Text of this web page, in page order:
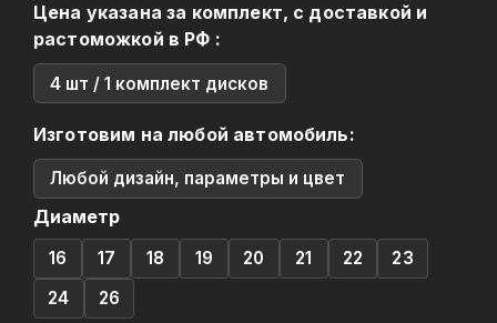
Цена указана за комплект, с доставкой и
растоможкой в РФ :
4 шт / 1 комплект дисков
Изготовим на любой автомобиль:
Любой дизайн, параметры и цвет
Диаметр
16 17 18 19 20 21 22
23
24
26